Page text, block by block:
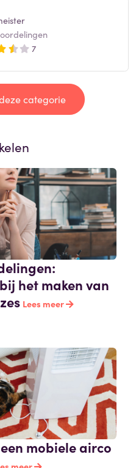
7
categorie
het maken van
Lees meer
mobiele airco